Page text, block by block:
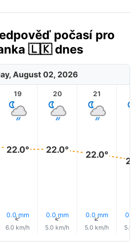
počasí pro
🇱🇰 dnes
August 02, 2026
19
22.0°
0.0 mm
↑
6.0 km/h
20
22.0°
0.0 mm
↑
5.0 km/h
21
22.0°
0.0 mm
↑
5.0 km/h
0.0
5.0